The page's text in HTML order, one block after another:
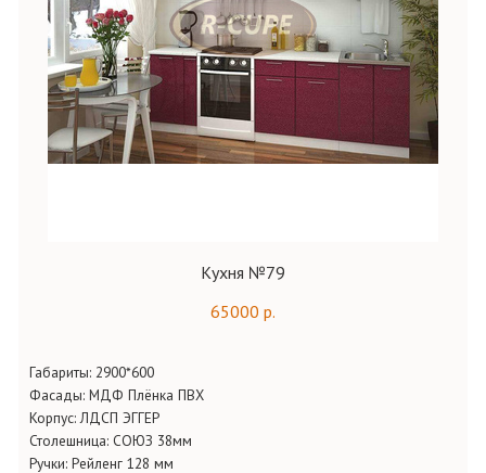
Кухня №79
65000 р.
Габариты: 2900*600
Фасады: МДФ Плёнка ПВХ
Корпус:ЛДСП ЭГГЕР
Столешница: СОЮЗ 38мм
Ручки: Рейленг 128 мм